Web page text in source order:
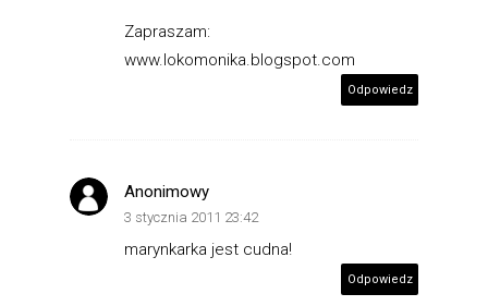
Zapraszam:
www.lokomonika.blogspot.com
Odpowiedz
Anonimowy
3 stycznia 2011 23:42
marynkarka jest cudna!
Odpowiedz